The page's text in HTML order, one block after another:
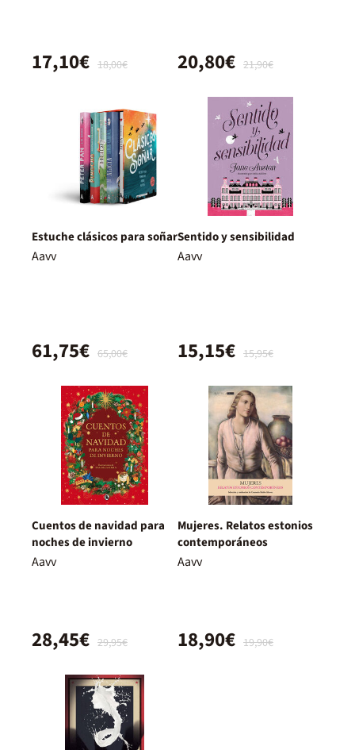
18,00€
17,10€ 21,90€
20,80€
Estuche clásicos para soñar
Aavv
65,00€
61,75€
Sentido y sensibilidad
Aavv
15,95€
15,15€
Cuentos de navidad para
noches de invierno
Aavv
29,95€
28,45€
Mujeres. Relatos estonios
contemporáneos
Aavv
19,90€
18,90€